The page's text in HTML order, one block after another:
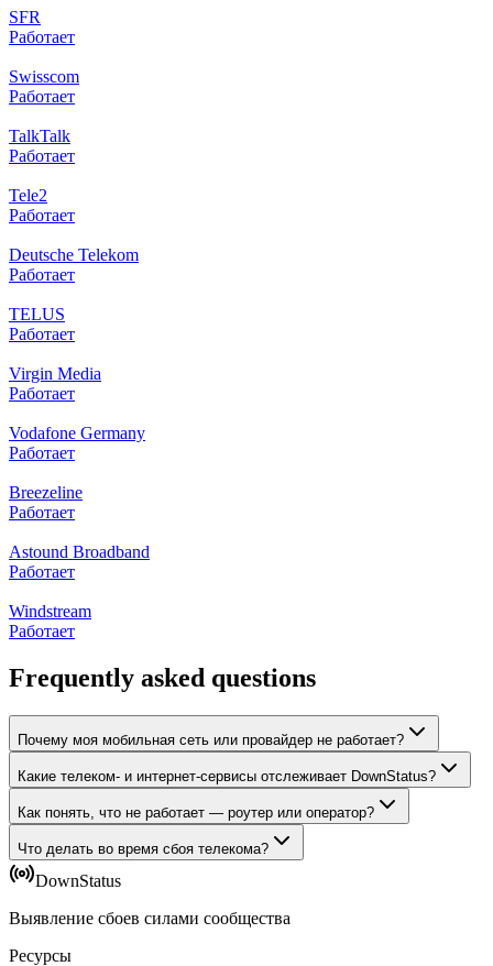
SFR
Работает
Swisscom
Работает
TalkTalk
Работает
Tele2
Работает
Deutsche Telekom
Работает
TELUS
Работает
Virgin Media
Работает
Vodafone Germany
Работает
Breezeline
Работает
Astound Broadband
Работает
Windstream
Работает
Frequently asked questions
Почему моя мобильная сеть или провайдер не работает?
Какие телеком- и интернет-сервисы отслеживает DownStatus?
Как понять, что не работает — роутер или оператор?
Что делать во время сбоя телекома?
DownStatus
Выявление сбоев силами сообщества
Ресурсы